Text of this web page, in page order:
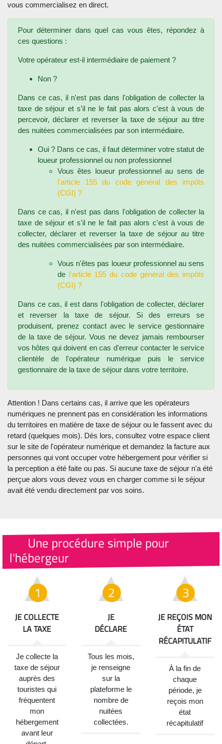
vous commercialisez en direct.
Pour déterminer dans quel cas vous êtes, répondez à
ces questions :
Votre opérateur est-il intermédiaire de paiement ?
Non ?
Dans ce cas, il n'est pas dans l'obligation de collecter la
taxe de séjour et s'il ne le fait pas alors c'est à vous de
percevoir, déclarer et reverser la taxe de séjour au titre
des nuitées commercialisées par son intermédiaire.
Oui ? Dans ce cas, il faut déterminer votre statut de
loueur professionnel ou non professionnel
Vous êtes loueur professionnel au sens de
l'article 155 du code général des impôts
(CGI) ?
Dans ce cas, il n'est pas dans l'obligation de collecter la
taxe de séjour et s'il ne le fait pas alors c'est à vous de
collecter, déclarer et reverser la taxe de séjour au titre
des nuitées commercialisées par son intermédiaire.
Vous n'êtes pas loueur professionnel au sens
de l'article 155 du code général des impôts
(CGI) ?
Dans ce cas, il est dans l'obligation de collecter, déclarer
et reverser la taxe de séjour. Si des erreurs se
produisent, prenez contact avec le service gestionnaire
de la taxe de séjour. Vous ne devez jamais rembourser
vos hôtes qui doivent en cas d'erreur contacter le service
clientèle de l'opérateur numérique puis le service
gestionnaire de la taxe de séjour dans votre territoire.
Attention ! Dans certains cas, il arrive que les opérateurs
numériques ne prennent pas en considération les informations
du territoires en matière de taxe de séjour ou le fassent avec du
retard (quelques mois). Dès lors, consultez votre espace client
sur le site de l'opérateur numérique et demandez la facture aux
personnes qui vont occuper votre hébergement pour vérifier si
la perception a été faite ou pas. Si aucune taxe de séjour n'a été
perçue alors vous devez vous en charger comme si le séjour
avait été vendu directement par vos soins.
Une procédure simple pour
l'hébergeur
JE COLLECTE
LA TAXE
Je collecte la
taxe de séjour
auprès des
touristes qui
fréquentent
mon
hébergement
avant leur
JE
DÉCLARE
Tous les mois,
je renseigne
sur la
plateforme le
nombre de
nuitées
collectées.
JE REÇOIS MON
ÉTAT
RÉCAPITULATIF
À la fin de
chaque
période, je
reçois mon
état
récapitulatif